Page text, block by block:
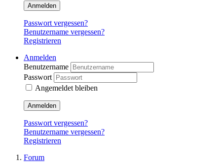
Anmelden
Passwort vergessen?
Benutzername vergessen?
Registrieren
Anmelden
Benutzername
Passwort
Angemeldet bleiben
Anmelden
Passwort vergessen?
Benutzername vergessen?
Registrieren
Forum